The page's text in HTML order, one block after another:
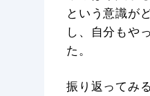
という意識が
し、自分もや
た。
振り返ってみ